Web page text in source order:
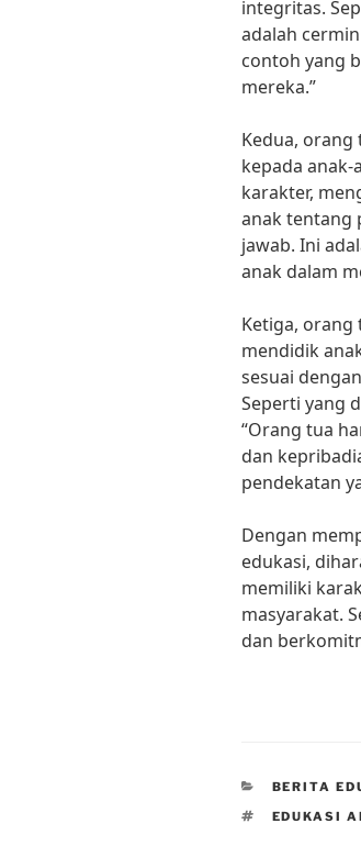
integritas.
adalah
contoh yang
mereka.”
Kedua,
kepada anak-
karakter,
anak tentang
jawab. Ini
anak dalam
Ketiga,
mendidik
sesuai
Seperti yang
“Orang tua
dan
pendekatan
Dengan
edukasi,
memiliki
masyarakat.
dan
BERITA
TAGS
EDUKASI